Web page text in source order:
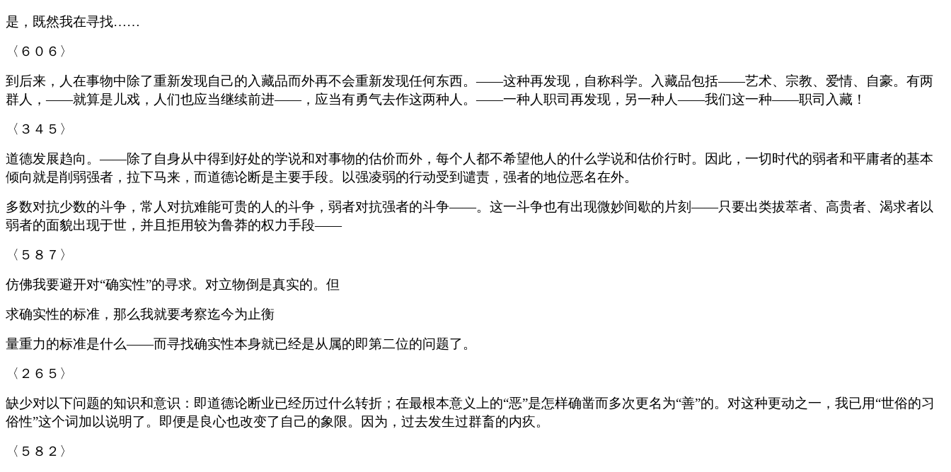
是，既然我在寻找……
〈６０６〉
到后来，人在事物中除了重新发现自己的入藏品而外再不会重新发现任何东西。——这种再发现，自称科学。入藏品包括——艺术、宗教、爱情、自豪。有两
群人，——就算是儿戏，人们也应当继续前进——，应当有勇气去作这两种人。——一种人职司再发现，另一种人——我们这一种——职司入藏！
〈３４５〉
道德发展趋向。——除了自身从中得到好处的学说和对事物的估价而外，每个人都不希望他人的什么学说和估价行时。因此，一切时代的弱者和平庸者的基本
倾向就是削弱强者，拉下马来，而道德论断是主要手段。以强凌弱的行动受到谴责，强者的地位恶名在外。
多数对抗少数的斗争，常人对抗难能可贵的人的斗争，弱者对抗强者的斗争——。这一斗争也有出现微妙间歇的片刻——只要出类拔萃者、高贵者、渴求者以
弱者的面貌出现于世，并且拒用较为鲁莽的权力手段——
〈５８７〉
仿佛我要避开对“确实性”的寻求。对立物倒是真实的。但
求确实性的标准，那么我就要考察迄今为止衡
量重力的标准是什么——而寻找确实性本身就已经是从属的即第二位的问题了。
〈２６５〉
缺少对以下问题的知识和意识：即道德论断业已经历过什么转折；在最根本意义上的“恶”是怎样确凿而多次更名为“善”的。对这种更动之一，我已用“世俗的习
俗性”这个词加以说明了。即便是良心也改变了自己的象限。因为，过去发生过群畜的内疚。
〈５８２〉